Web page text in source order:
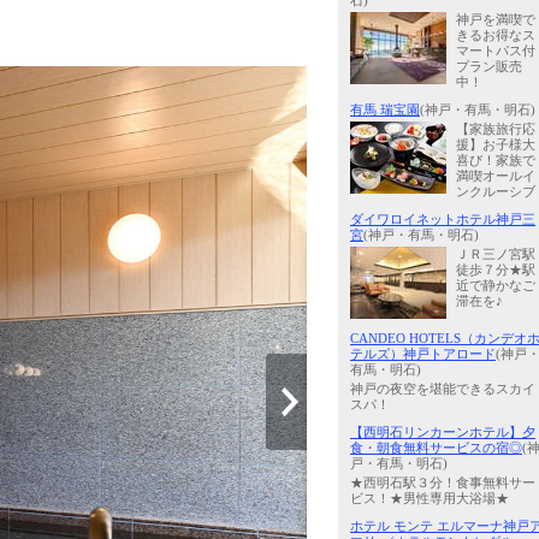
神戸を満喫で
きるお得なス
マートパス付
プラン販売
中！
有馬 瑞宝園(神戸・有馬・明石)
【家族旅行応
援】お子様大
喜び！家族で
満喫オールイ
ンクルーシブ
ダイワロイネットホテル神戸三
宮(神戸・有馬・明石)
ＪＲ三ノ宮駅
徒歩７分★駅
近で静かなご
滞在を♪
CANDEO HOTELS（カンデオホ
テルズ）神戸トアロード(神戸・
有馬・明石)
神戸の夜空を堪能できるスカイ
スパ！
【西明石リンカーンホテル】夕
食・朝食無料サービスの宿◎(神
戸・有馬・明石)
★西明石駅３分！食事無料サー
ビス！★男性専用大浴場★
ホテル モンテ エルマーナ神戸